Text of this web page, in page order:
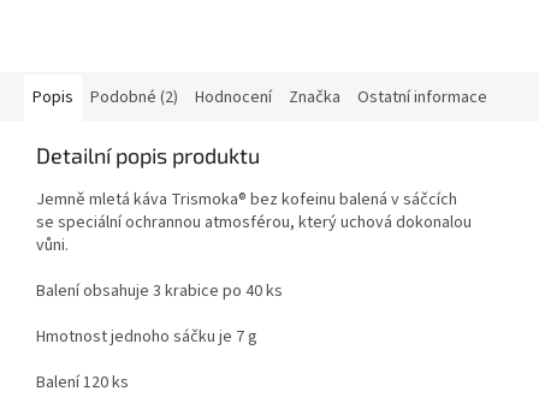
Popis Podobné (2) Hodnocení Značka Ostatní informace
Detailní popis produktu
Jemně mletá káva Trismoka® bez kofeinu balená v sáčcích
se speciální ochrannou atmosférou, který uchová dokonalou
vůni.
Balení obsahuje 3 krabice po 40 ks
Hmotnost jednoho sáčku je 7 g
Balení 120 ks